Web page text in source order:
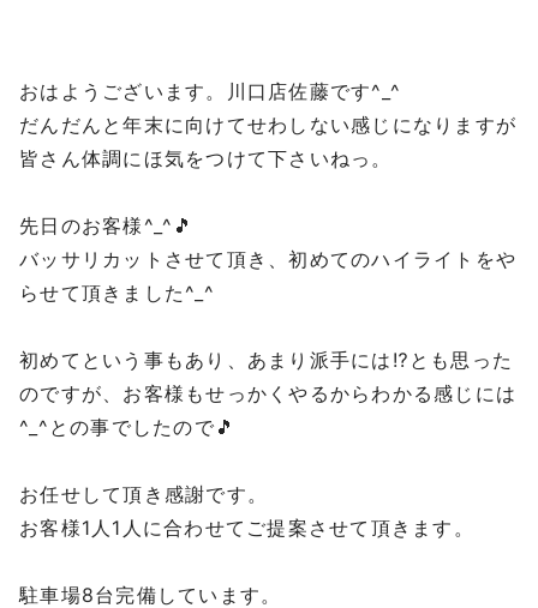
おはようございます。川口店佐藤です^_^
だんだんと年末に向けてせわしない感じになりますが
皆さん体調にほ気をつけて下さいねっ。
先日のお客様^_^🎵
バッサリカットさせて頂き、初めてのハイライトをや
らせて頂きました^_^
初めてという事もあり、あまり派手には⁉︎とも思った
のですが、お客様もせっかくやるからわかる感じには
^_^との事でしたので🎵
お任せして頂き感謝です。
お客様1人1人に合わせてご提案させて頂きます。
駐車場8台完備しています。